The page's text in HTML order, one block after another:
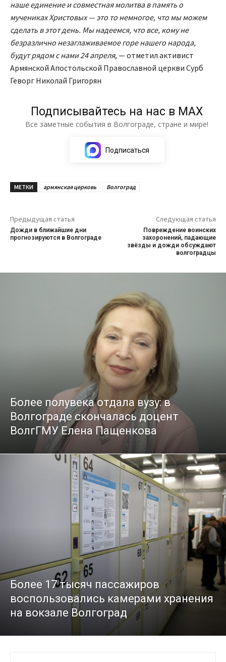
наше единение и совместная молитва в память о
мучениках Христовых — это то немногое, что мы можем
сделать в этот день. Мы надеемся, что все, кому не
безразлично незаглаживаемое горе нашего народа,
будут рядом с нами 24 апреля, — отметил активист
Армянской Апостольской Православной церкви Сурб
Геворг Николай Григорян
Подписывайтесь на нас в МАХ
Все заметные события в Волгограде, стране и мире!
Подписаться
МЕТКИ армянская церковь Волгоград
Предыдущая статья
Дожди в ближайшие дни
прогнозируются в Волгограде
Следующая статья
Повреждение воинских
захоронений, падающие
звёзды и дожди обсуждают
волгоградцы
Более полувека отдала вузу: в
Волгограде скончалась доцент
ВолгГМУ Елена Пащенкова
Более 17 тысяч пассажиров
воспользовались камерами хранения
на вокзале Волгоград